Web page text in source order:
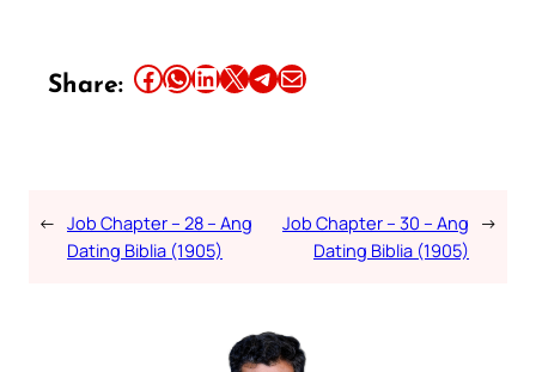
Share: Share this article on Facebook Share this article on WhatsApp Share this article on LinkedIn Share this article on X Share this article on TelegramEmail this Article
← Job Chapter – 28 – Ang
Dating Biblia (1905)
Job Chapter – 30 – Ang
Dating Biblia (1905)
→